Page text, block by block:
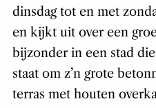
dinsdag tot en met
en kijkt uit over een
bijzonder in een stad
staat om z’n grote
terras met houten